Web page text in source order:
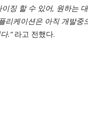
징 할 수 있어, 원하는
리케이션은 아직 개발중
.”라고 전했다.